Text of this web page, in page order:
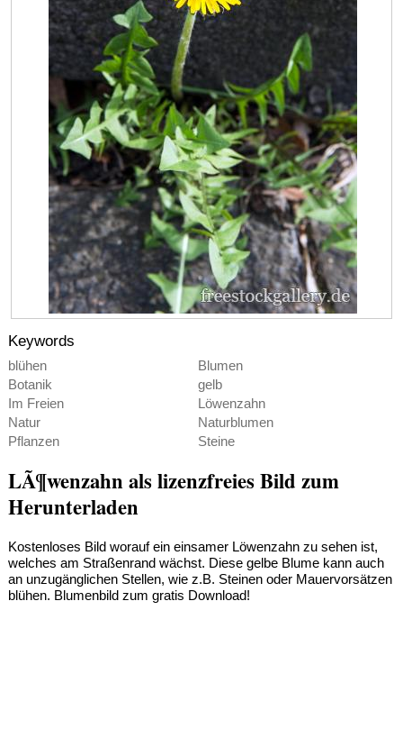
Keywords
blühen
Blumen
Botanik
gelb
Im Freien
Löwenzahn
Natur
Naturblumen
Pflanzen
Steine
LÃ¶wenzahn als lizenzfreies Bild zum
Herunterladen
Kostenloses Bild worauf ein einsamer Löwenzahn zu sehen ist,
welches am Straßenrand wächst. Diese gelbe Blume kann auch
an unzugänglichen Stellen, wie z.B. Steinen oder Mauervorsätzen
blühen. Blumenbild zum gratis Download!